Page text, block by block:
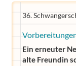
36.
Ein erneuter
alte Freundin